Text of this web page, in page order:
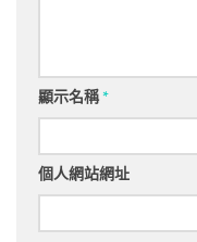
顯示名稱*
個人網站網址